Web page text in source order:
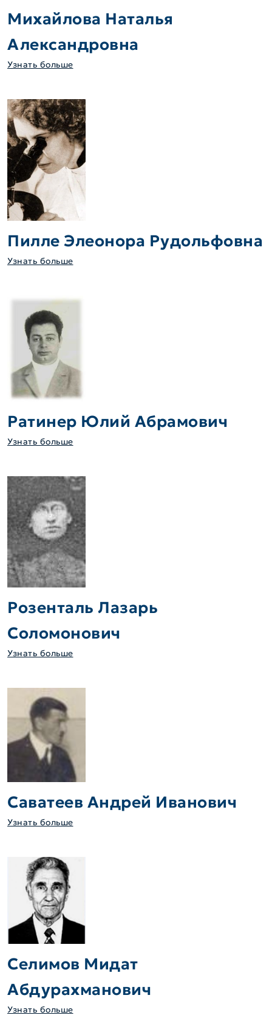
Михайлова Наталья
Александровна
Узнать больше
Пилле Элеонора Рудольфовна
Узнать больше
Ратинер Юлий Абрамович
Узнать больше
Розенталь Лазарь
Соломонович
Узнать больше
Саватеев Андрей Иванович
Узнать больше
Селимов Мидат
Абдурахманович
Узнать больше